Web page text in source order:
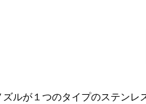
ルが１つのタイプのステンレ